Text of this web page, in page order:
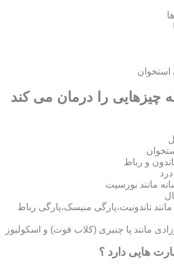
چیزهایی را درمان می کند
و رباط
مانند بورسیت
تاندونیت،پارگی منیسک،پارگی رباط
مانند پا چنبری (کلاب فوت) و اسکولیوز
هایی دارد ؟